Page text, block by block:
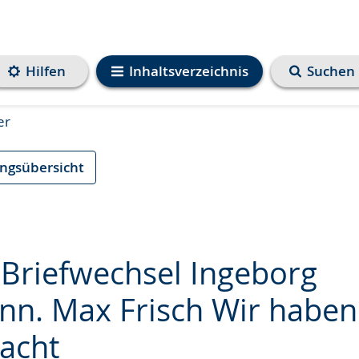
Inhaltsverzeichnis
Hilfen Suchen
Ingeborg
Max Frisch Wir